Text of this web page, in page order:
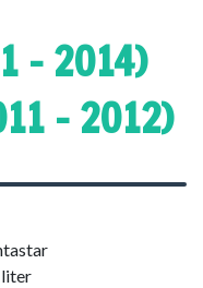
- 2014)
- 2012)
liter